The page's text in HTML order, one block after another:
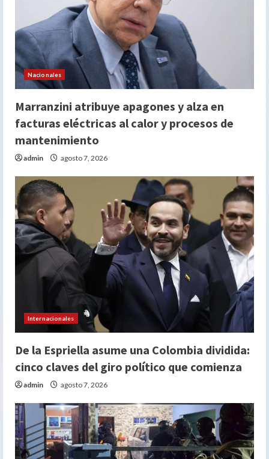
Nacionales
Marranzini atribuye apagones y alza en
facturas eléctricas al calor y procesos de
mantenimiento
admin agosto 7, 2026
Internacionales
De la Espriella asume una Colombia dividida:
cinco claves del giro político que comienza
admin agosto 7, 2026